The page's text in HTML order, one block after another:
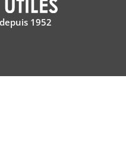
1952